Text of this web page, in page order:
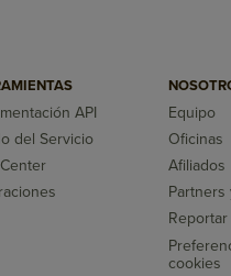
API
del Servicio
Equipo
Oficinas
Afiliados
Partners
cookies